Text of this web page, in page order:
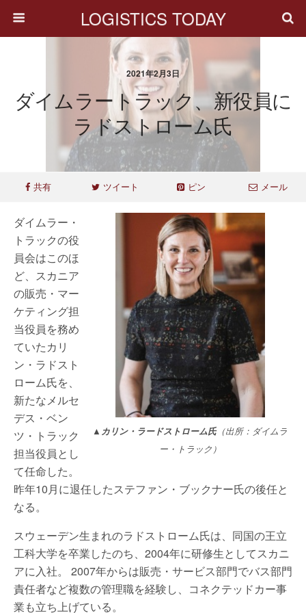
LOGISTICS TODAY
2021年2月3日
ダイムラートラック、新役員に
ラドストローム氏
共有 ツイート ピン メール
▲ カリン・ラードストローム氏（出所：ダイムラ
ー・トラック）
ダイムラー・
トラックの役
員会はこのほ
ど、スカニア
の販売・マー
ケティング担
当役員を務め
ていたカリ
ン・ラドスト
ローム氏を、
新たなメルセ
デス・ベン
ツ・トラック
担当役員とし
て任命した。
昨年10月に退任したステファン・ブックナー氏の後任と
なる。
スウェーデン生まれのラドストローム氏は、同国の王立
工科大学を卒業したのち、2004年に研修生としてスカニ
アに入社。 2007年からは販売・サービス部門でバス部門
責任者など複数の管理職を経験し、コネクテッドカー事
業も立ち上げている。